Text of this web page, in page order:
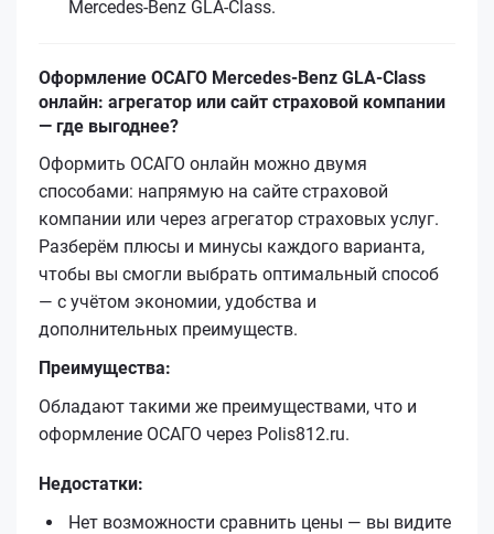
Mercedes-Benz GLA-Class.
Оформление ОСАГО Mercedes-Benz GLA-Class
онлайн: агрегатор или сайт страховой компании
— где выгоднее?
Оформить ОСАГО онлайн можно двумя
способами: напрямую на сайте страховой
компании или через агрегатор страховых услуг.
Разберём плюсы и минусы каждого варианта,
чтобы вы смогли выбрать оптимальный способ
— с учётом экономии, удобства и
дополнительных преимуществ.
Преимущества:
Обладают такими же преимуществами, что и
оформление ОСАГО через Polis812.ru.
Недостатки:
Нет возможности сравнить цены — вы видите